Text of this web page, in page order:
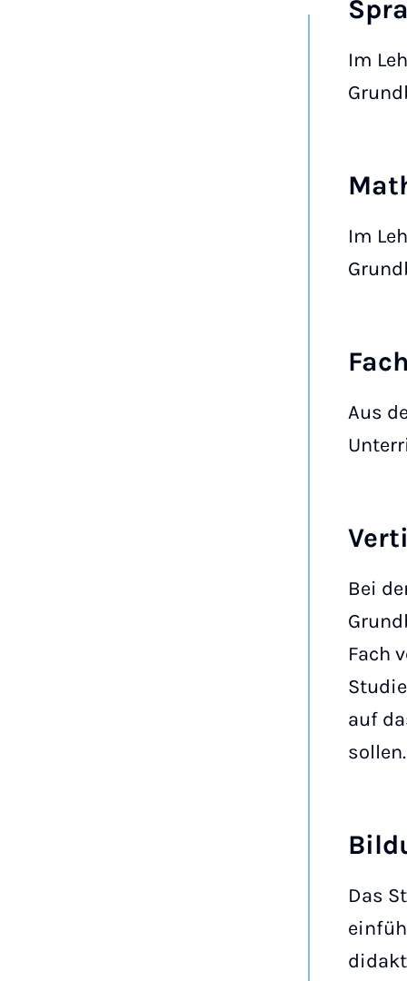
Im
Im
Aus
Bei
Fach
auf
sollen.
Das